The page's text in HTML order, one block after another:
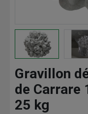
Gravillon
de Carrare
25 kg